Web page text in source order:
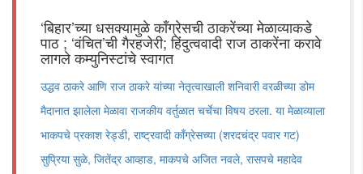
‘बिहार’च्या धसक्यामुळे काँग्रेसची ठाकरेंच्या मेळाव्याकडे
पाठ ; ‘वंचित’ची गैरहजेरी; हिंदुत्ववादी राज ठाकरेंना करावे
लागले कम्युनिस्टांचे स्वागत
उद्धव ठाकरे आणि राज ठाकरे यांच्या नेतृत्वाखाली शनिवारी वरळीच्या डोम
मैदानात झालेला मेळावा राजकीय वर्तुळात चर्चेचा विषय ठरला. या मेळाव्याला
भाकपचे प्रकाश रेड्डी, राष्ट्रवादी काँग्रेसच्या (शरदचंद्र पवार गट)
सुप्रिया सुळे, जितेंद्र आव्हाड, माकपचे अजित नवले, रासपचे महादेव